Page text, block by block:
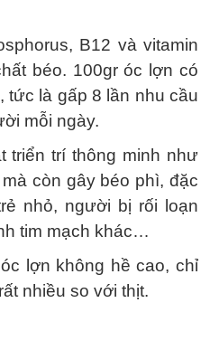
B12 và vitamin
béo. 100gr óc lợn có
tức là gấp 8 lần nhu cầu
mỗi ngày.
triển trí thông minh như
còn gây béo phì, đặc
nhỏ, người bị rối loạn
tim mạch khác…
lợn không hề cao, chỉ
nhiều so với thịt.